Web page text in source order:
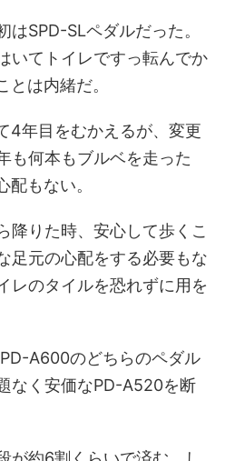
SPD-SLペダルだった。
いてトイレですっ転んでか
とは内緒だ。
4年目をむかえるが、変更
も何本もブルベを走った
配もない。
降りた時、安心して歩くこ
足元の心配をする必要もな
レのタイルを恐れずに用を
A600のどちらのペダル
なく安価なPD-A520を断